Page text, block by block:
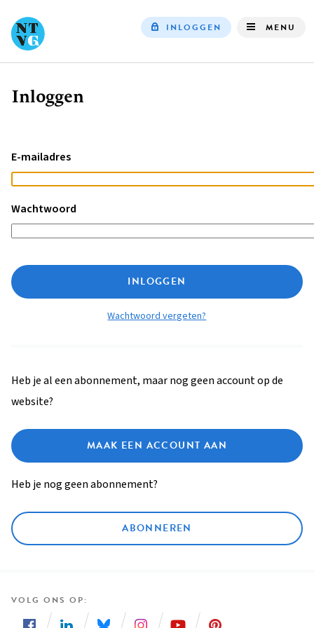
INLOGGEN MENU
Kruimelpad
Inloggen
E-mailadres
Wachtwoord
INLOGGEN
Wachtwoord vergeten?
Heb je al een abonnement, maar nog geen account op de
website?
MAAK EEN ACCOUNT AAN
Heb je nog geen abonnement?
ABONNEREN
VOLG ONS OP